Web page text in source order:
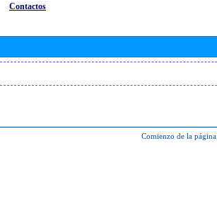
Contactos
Comienzo de la página